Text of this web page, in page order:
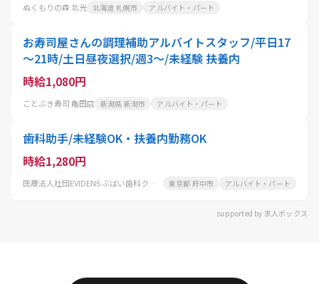
ぬくもりの森 北光 北海道 札幌市 アルバイト・パート
お寿司屋さんの調理補助アルバイトスタッフ/平日17
～21時/土日昼夜選択/週3～/未経験 扶養内
時給1,080円
ことぶき寿司 亀田店 新潟県 新潟市 アルバイト・パート
歯科助手/未経験OK・扶養内勤務OK
時給1,280円
医療法人社団EVIDENS ぶばい歯科クリニック 東京都 府中市 アルバイト・パート
supported by 求人ボックス